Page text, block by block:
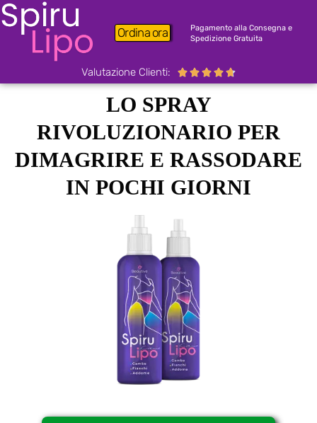
Ordina ora
Pagamento alla Consegna e
Spedizione Gratuita
Valutazione Clienti:     
LO SPRAY
RIVOLUZIONARIO PER
DIMAGRIRE E RASSODARE
IN POCHI GIORNI